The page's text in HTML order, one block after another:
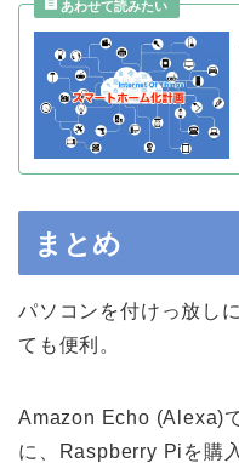
まとめ
パソコンを付けっ放し
ても便利。
Amazon Echo (Alexa)
に、Raspberry Piを購